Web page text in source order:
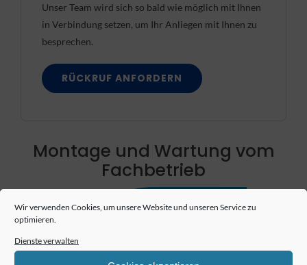
Wir verwenden Cookies, um unsere Website und unseren Service zu
optimieren.
Dienste verwalten
Unser Team wird sich so bald wie möglich mit Ihnen
in Verbindung setzen, um Ihr Anliegen mit Ihnen zu
besprechen.
Montage und Wartung vom
Fachbetrieb